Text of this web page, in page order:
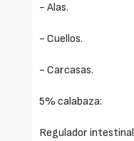
- Alas.
- Cuellos.
- Carcasas.
5% calabaza:
Regulador